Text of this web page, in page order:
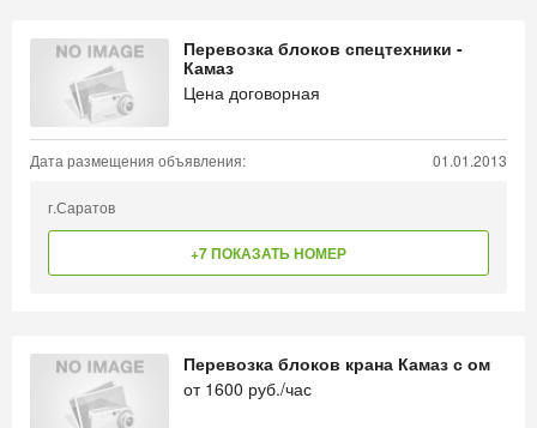
Перевозка блоков спецтехники -
Камаз
Цена договорная
Дата размещения объявления: 01.01.2013
г.Саратов
+7 ПОКАЗАТЬ НОМЕР
Перевозка блоков крана Камаз с ом
от 1600 руб./час